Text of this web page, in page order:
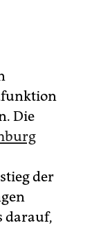
Die
der
darauf,